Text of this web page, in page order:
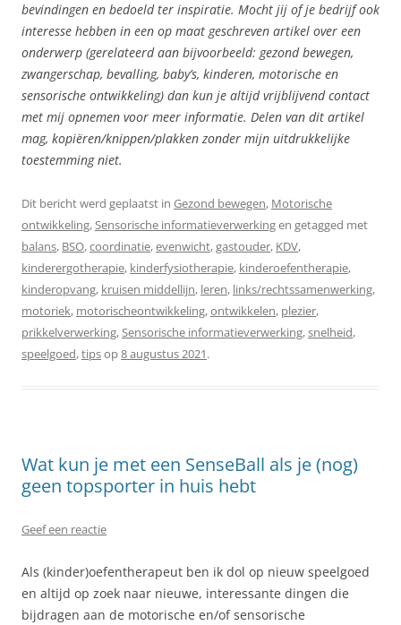
bevindingen en bedoeld ter inspiratie. Mocht jij of je bedrijf ook
interesse hebben in een op maat geschreven artikel over een
onderwerp (gerelateerd aan bijvoorbeeld: gezond bewegen,
zwangerschap, bevalling, baby’s, kinderen, motorische en
sensorische ontwikkeling) dan kun je altijd vrijblijvend contact
met mij opnemen voor meer informatie. Delen van dit artikel
mag, kopiëren/knippen/plakken zonder mijn uitdrukkelijke
toestemming niet.
Dit bericht werd geplaatst in Gezond bewegen, Motorische
ontwikkeling,Sensorische informatieverwerkingen getagged met
balans, BSO,coordinatie,evenwicht,gastouder, KDV,
kinderergotherapie, kinderfysiotherapie, kinderoefentherapie,
kinderopvang, kruisen middellijn, leren, links/rechtssamenwerking,
motoriek, motorischeontwikkeling,ontwikkelen, plezier,
prikkelverwerking,Sensorische informatieverwerking,snelheid,
speelgoed,tipsop8 augustus 2021.
Wat kun je met een SenseBall als je (nog)
geen topsporter in huis hebt
Geef een reactie
Als (kinder)oefentherapeut ben ik dol op nieuw speelgoed
en altijd op zoek naar nieuwe, interessante dingen die
bijdragen aan de motorische en/of sensorische